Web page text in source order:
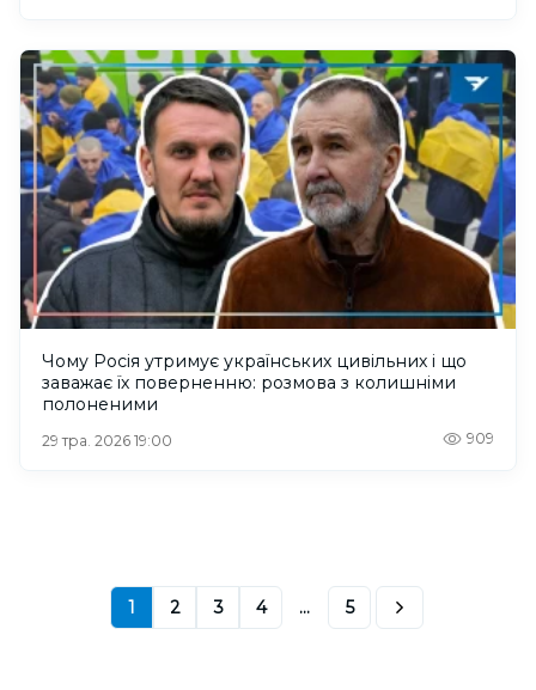
Чому Росія утримує українських цивільних і що
заважає їх поверненню: розмова з колишніми
полоненими
29 тра. 2026 19:00 909
1 2 3 4 ... 5